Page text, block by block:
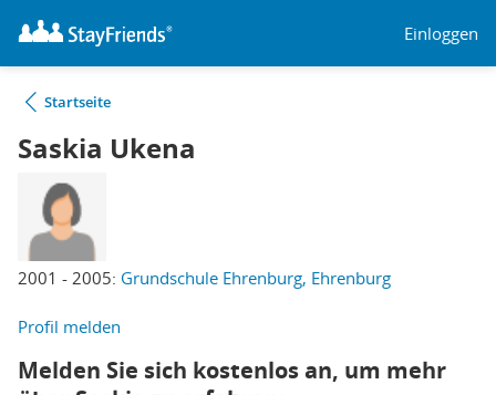
Einloggen
Startseite
Saskia Ukena
2001 - 2005: Grundschule Ehrenburg, Ehrenburg
Profil melden
Melden Sie sich kostenlos an, um mehr